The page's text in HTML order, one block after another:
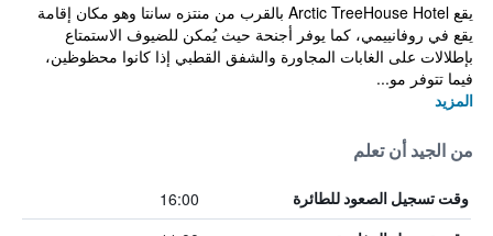
يقع Arctic TreeHouse Hotel بالقرب من منتزه سانتا وهو مكان إقامة
يقع في روفانييمي، كما يوفر أجنحة حيث يُمكن للضيوف الاستمتاع
بإطلالات على الغابات المجاورة والشفق القطبي إذا كانوا محظوظين،
فيما تتوفر مو...
المزيد
من الجيد أن تعلم
وقت تسجيل الصعود للطائرة 16:00